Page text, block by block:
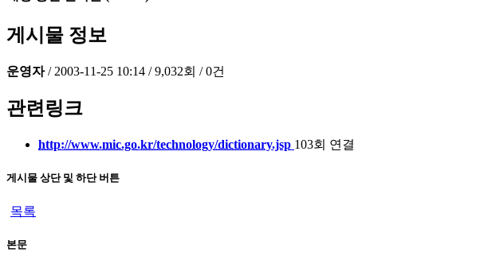
게시물 정보
운영자 / 2003-11-25 10:14 / 9,032회 / 0건
관련링크
http://www.mic.go.kr/technology/dictionary.jsp 103회 연결
게시물 상단 및 하단 버튼
목록
본문